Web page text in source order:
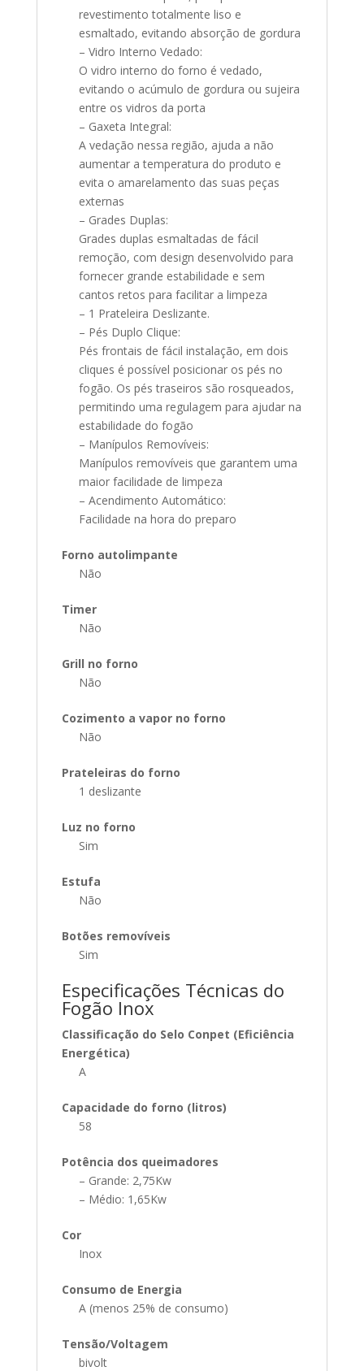
revestimento totalmente liso e
esmaltado, evitando absorção de gordura
– Vidro Interno Vedado:
O vidro interno do forno é vedado,
evitando o acúmulo de gordura ou sujeira
entre os vidros da porta
– Gaxeta Integral:
A vedação nessa região, ajuda a não
aumentar a temperatura do produto e
evita o amarelamento das suas peças
externas
– Grades Duplas:
Grades duplas esmaltadas de fácil
remoção, com design desenvolvido para
fornecer grande estabilidade e sem
cantos retos para facilitar a limpeza
– 1 Prateleira Deslizante.
– Pés Duplo Clique:
Pés frontais de fácil instalação, em dois
cliques é possível posicionar os pés no
fogão. Os pés traseiros são rosqueados,
permitindo uma regulagem para ajudar na
estabilidade do fogão
– Manípulos Removíveis:
Manípulos removíveis que garantem uma
maior facilidade de limpeza
– Acendimento Automático:
Facilidade na hora do preparo
Forno autolimpante
Não
Timer
Não
Grill no forno
Não
Cozimento a vapor no forno
Não
Prateleiras do forno
1 deslizante
Luz no forno
Sim
Estufa
Não
Botões removíveis
Sim
Especificações Técnicas do
Fogão Inox
Classificação do Selo Conpet (Eficiência
Energética)
A
Capacidade do forno (litros)
58
Potência dos queimadores
– Grande: 2,75Kw
– Médio: 1,65Kw
Cor
Inox
Consumo de Energia
A (menos 25% de consumo)
Tensão/Voltagem
bivolt